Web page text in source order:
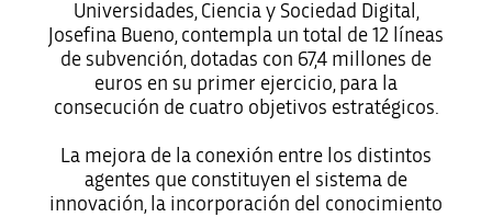
Universidades, Ciencia y Sociedad Digital,
Josefina Bueno, contempla un total de 12 líneas
de subvención, dotadas con 67,4 millones de
euros en su primer ejercicio, para la
consecución de cuatro objetivos estratégicos.
La mejora de la conexión entre los distintos
agentes que constituyen el sistema de
innovación, la incorporación del conocimiento